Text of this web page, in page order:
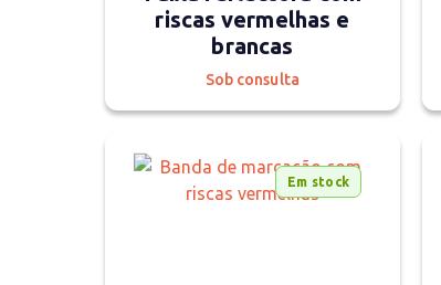
riscas vermelhas e
brancas
Sob consulta
Em stock